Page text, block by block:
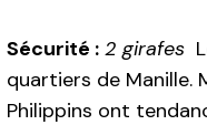
Sécurité : 2 girafes
quartiers de Manille.
Philippins ont